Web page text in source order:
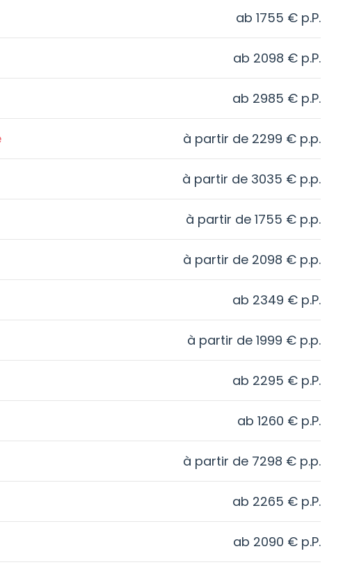
ab 1755 € p.P.
ab 2098 € p.P.
ab 2985 € p.P.
à partir de 2299 € p.p.
à partir de 3035 € p.p.
à partir de 1755 € p.p.
à partir de 2098 € p.p.
ab 2349 € p.P.
à partir de 1999 € p.p.
ab 2295 € p.P.
ab 1260 € p.P.
à partir de 7298 € p.p.
ab 2265 € p.P.
ab 2090 € p.P.